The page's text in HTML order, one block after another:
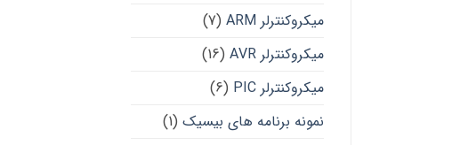
میکروکنترلر ARM
(7)
میکروکنترلر AVR
(16)
میکروکنترلر PIC
(6)
نمونه برنامه های بیسیک (1)